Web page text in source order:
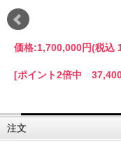
価格:1,700,000円(税込
[ポイント2倍中
注文